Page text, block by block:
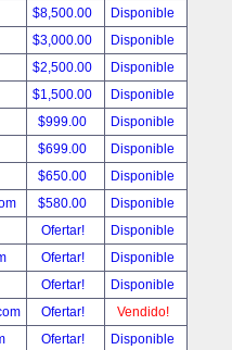
$8,500.00
Disponible
$3,000.00
Disponible
$2,500.00
Disponible
$1,500.00
Disponible
$999.00
Disponible
$699.00
Disponible
$650.00
Disponible
$580.00
Disponible
Ofertar!
Disponible
Ofertar!
Disponible
Ofertar!
Disponible
Ofertar!
Vendido!
Ofertar!
Disponible